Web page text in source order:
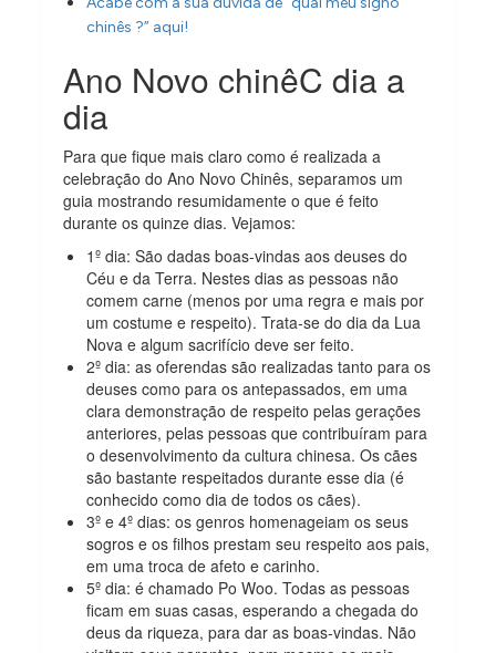
chinês ?” aqui!
Ano Novo chinêC dia a
dia
Para que fique mais claro como é realizada a
celebração do Ano Novo Chinês, separamos um
guia mostrando resumidamente o que é feito
durante os quinze dias. Vejamos:
1º dia: São dadas boas-vindas aos deuses do
Céu e da Terra. Nestes dias as pessoas não
comem carne (menos por uma regra e mais por
umcostume e respeito). Trata-se do dia da Lua
Nova e algum sacrifíciodeve ser feito.
2º dia: as oferendas são realizadas tanto para os
deuses como para osantepassados, em uma
clara demonstração de respeito pelas gerações
anteriores, pelas pessoas que contribuíram para
o desenvolvimento da cultura chinesa. Os cães
são bastante respeitados durante esse dia (é
conhecido como dia de todos os cães).
3º e 4º dias: os genros homenageiam os seus
sogros e os filhos prestamseu respeito aos pais,
em uma troca de afeto e carinho.
5º dia: é chamado Po Woo. Todas as pessoas
ficam em suas casas, esperando a chegada do
deus da riqueza, para dar as boas-vindas. Não